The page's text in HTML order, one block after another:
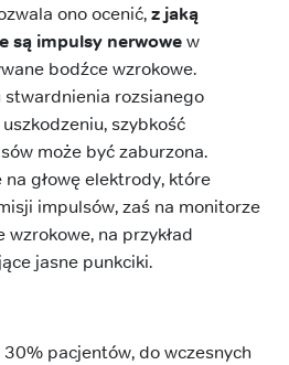
ono ocenić,z jaką
są impulsy nerwowew
bodźce wzrokowe.
rozsianego
szybkość
może być zaburzona.
na głowę elektrody, które
impulsów, zaś na monitorze
na przykład
jasne punkciki.
pacjentów, do wczesnych